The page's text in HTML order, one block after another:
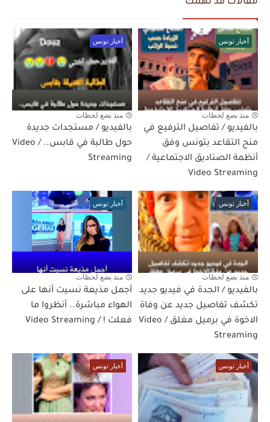
مقالات قد تهمك
أخبار تونس
منذ بضع لحظات
بالفيديو / تفاصيل الترفيع في
منح التقاعد بتونس وفق
أنظمة الصناديق الاجتماعية /
Video Streaming
أخبار تونس
منذ بضع لحظات
بالفيديو / مستجدات جديدة
حول طالبة في قابس.. / Video
Streaming
أخبار تونس
منذ بضع لحظات
بالفيديو / الجدة في فيديو جديد
تكشف تفاصيل جديد عن وفاة
الاخوة في برميل مغلق / Video
Streaming
أخبار تونس
منذ بضع لحظات
أجمل مذيعة نسيت أنها على
الهواء مباشرة.. أنظروا ما
فعلت ! / Video Streaming
أخبار تونس أخبار تونس